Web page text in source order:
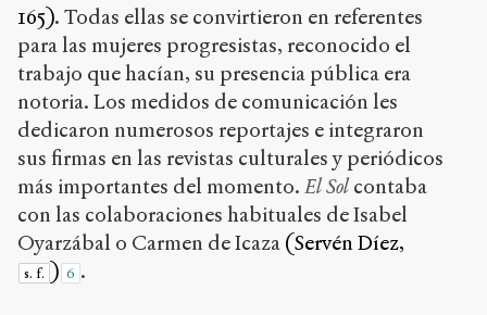
165). Todas ellas se convirtieron en referentes
para las mujeres progresistas, reconocido el
trabajo que hacían, su presencia pública era
notoria. Los medidos de comunicación les
dedicaron numerosos reportajes e integraron
sus firmas en las revistas culturales y periódicos
más importantes del momento. El Solcontaba
con las colaboraciones habituales de Isabel
Oyarzábal o Carmen de Icaza (Servén Díez,
s. f. ) 6 .